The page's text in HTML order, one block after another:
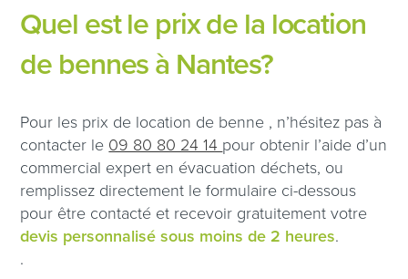
Quel est le prix de la location
de bennes à Nantes?
Pour les prix de location de benne , n’hésitez pas à
contacter le 09 80 80 24 14 pour obtenir l’aide d’un
commercial expert en évacuation déchets, ou
remplissez directement le formulaire ci-dessous
pour être contacté et recevoir gratuitement votre
devis personnalisé sous moins de 2 heures.
.